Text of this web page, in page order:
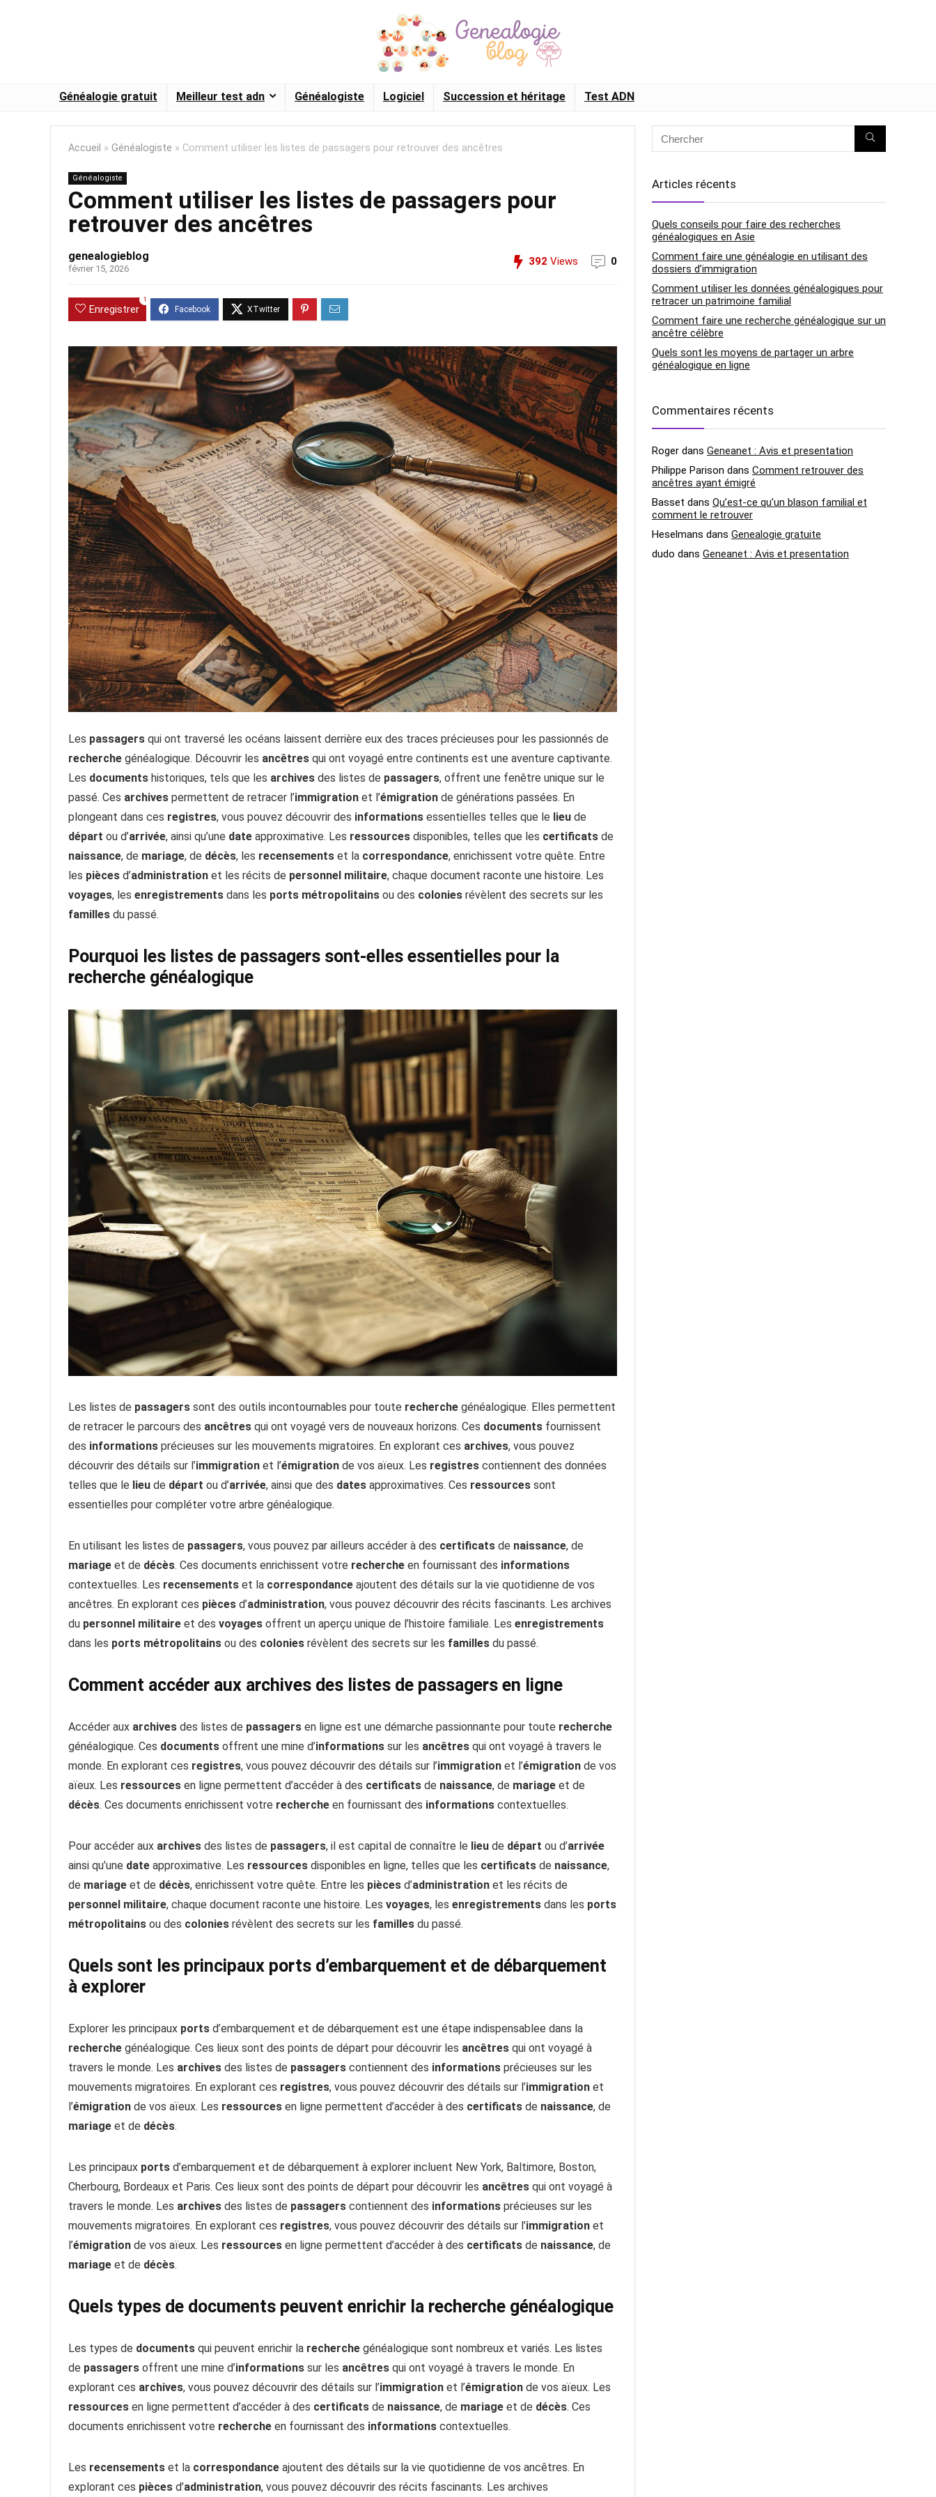
Généalogie gratuit Meilleur test adn Généalogiste Logiciel Succession et héritage Test ADN
Accueil » Généalogiste » Comment utiliser les listes de passagers pour retrouver des ancêtres
Généalogiste
Comment utiliser les listes de passagers pour
retrouver des ancêtres
genealogieblog
février 15, 2026
392 Views 0
Enregistrer
1
Les passagers qui ont traversé les océans laissent derrière eux des traces précieuses pour les passionnés de
recherche généalogique. Découvrir les ancêtres qui ont voyagé entre continents est une aventure captivante.
Les documents historiques, tels que les archives des listes de passagers, offrent une fenêtre unique sur le
passé. Ces archives permettent de retracer l’immigration et l’émigration de générations passées. En
plongeant dans ces registres, vous pouvez découvrir des informations essentielles telles que le lieu de
départ ou d’arrivée, ainsi qu’une date approximative. Les ressources disponibles, telles que les certificats de
naissance, de mariage, de décès, les recensements et la correspondance, enrichissent votre quête. Entre
les pièces d’administration et les récits de personnel militaire, chaque document raconte une histoire. Les
voyages, les enregistrements dans les ports métropolitains ou des colonies révèlent des secrets sur les
familles du passé.
Pourquoi les listes de passagers sont-elles essentielles pour la
recherche généalogique
Les listes de passagers sont des outils incontournables pour toute recherche généalogique. Elles permettent
de retracer le parcours des ancêtres qui ont voyagé vers de nouveaux horizons. Ces documents fournissent
des informations précieuses sur les mouvements migratoires. En explorant ces archives, vous pouvez
découvrir des détails sur l’immigration et l’émigration de vos aïeux. Les registres contiennent des données
telles que le lieu de départ ou d’arrivée, ainsi que des dates approximatives. Ces ressources sont
essentielles pour compléter votre arbre généalogique.
En utilisant les listes de passagers, vous pouvez par ailleurs accéder à des certificats de naissance, de
mariage et de décès. Ces documents enrichissent votre recherche en fournissant des informations
contextuelles. Les recensements et la correspondance ajoutent des détails sur la vie quotidienne de vos
ancêtres. En explorant ces pièces d’administration, vous pouvez découvrir des récits fascinants. Les archives
du personnel militaire et des voyages offrent un aperçu unique de l’histoire familiale. Les enregistrements
dans les ports métropolitains ou des colonies révèlent des secrets sur les familles du passé.
Comment accéder aux archives des listes de passagers en ligne
Accéder aux archives des listes de passagers en ligne est une démarche passionnante pour toute recherche
généalogique. Ces documents offrent une mine d’informations sur les ancêtres qui ont voyagé à travers le
monde. En explorant ces registres, vous pouvez découvrir des détails sur l’immigration et l’émigration de vos
aïeux. Les ressources en ligne permettent d’accéder à des certificats de naissance, de mariage et de
décès. Ces documents enrichissent votre recherche en fournissant des informations contextuelles.
Pour accéder aux archives des listes de passagers, il est capital de connaître le lieu de départ ou d’arrivée
ainsi qu’une date approximative. Les ressources disponibles en ligne, telles que les certificats de naissance,
de mariage et de décès, enrichissent votre quête. Entre les pièces d’administration et les récits de
personnel militaire, chaque document raconte une histoire. Les voyages, les enregistrements dans les ports
métropolitains ou des colonies révèlent des secrets sur les familles du passé.
Quels sont les principaux ports d’embarquement et de débarquement
à explorer
Explorer les principaux ports d’embarquement et de débarquement est une étape indispensablee dans la
recherche généalogique. Ces lieux sont des points de départ pour découvrir les ancêtres qui ont voyagé à
travers le monde. Les archives des listes de passagers contiennent des informations précieuses sur les
mouvements migratoires. En explorant ces registres, vous pouvez découvrir des détails sur l’immigration et
l’émigration de vos aïeux. Les ressources en ligne permettent d’accéder à des certificats de naissance, de
mariage et de décès.
Les principaux ports d’embarquement et de débarquement à explorer incluent New York, Baltimore, Boston,
Cherbourg, Bordeaux et Paris. Ces lieux sont des points de départ pour découvrir les ancêtres qui ont voyagé à
travers le monde. Les archives des listes de passagers contiennent des informations précieuses sur les
mouvements migratoires. En explorant ces registres, vous pouvez découvrir des détails sur l’immigration et
l’émigration de vos aïeux. Les ressources en ligne permettent d’accéder à des certificats de naissance, de
mariage et de décès.
Quels types de documents peuvent enrichir la recherche généalogique
Les types de documents qui peuvent enrichir la recherche généalogique sont nombreux et variés. Les listes
de passagers offrent une mine d’informations sur les ancêtres qui ont voyagé à travers le monde. En
explorant ces archives, vous pouvez découvrir des détails sur l’immigration et l’émigration de vos aïeux. Les
ressources en ligne permettent d’accéder à des certificats de naissance, de mariage et de décès. Ces
documents enrichissent votre recherche en fournissant des informations contextuelles.
Les recensements et la correspondance ajoutent des détails sur la vie quotidienne de vos ancêtres. En
explorant ces pièces d’administration, vous pouvez découvrir des récits fascinants. Les archives
Articles récents
Quels conseils pour faire des recherches
généalogiques en Asie
Comment faire une généalogie en utilisant des
dossiers d’immigration
Comment utiliser les données généalogiques pour
retracer un patrimoine familial
Comment faire une recherche généalogique sur un
ancêtre célèbre
Quels sont les moyens de partager un arbre
généalogique en ligne
Commentaires récents
Roger dans Geneanet : Avis et presentation
Philippe Parison dans Comment retrouver des
ancêtres ayant émigré
Basset dans Qu’est-ce qu’un blason familial et
comment le retrouver
Heselmans dans Genealogie gratuite
dudo dans Geneanet : Avis et presentation